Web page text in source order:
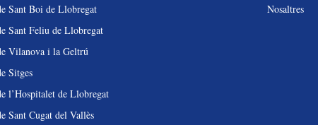
Sant Boi de Llobregat
Sant Feliu de Llobregat
Vilanova i la Geltrú
Sitges
l’Hospitalet de Llobregat
Sant Cugat del Vallès
Nosaltres